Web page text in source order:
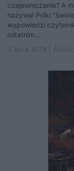
czajewniczania? A
nazywał Polki
wypowiedzi
ostatnim...